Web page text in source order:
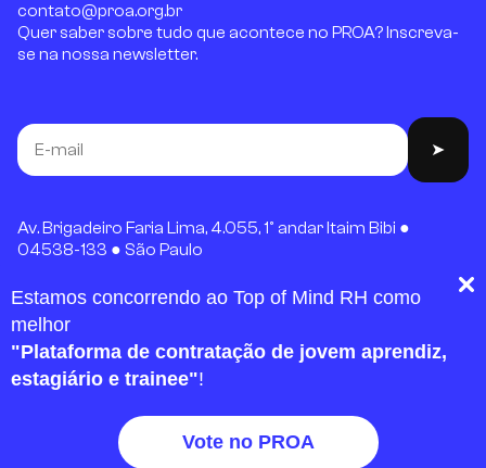
Estamos concorrendo ao Top of Mind RH como
melhor
"Plataforma de contratação de jovem aprendiz,
estagiário e trainee"!
Vote no PROA
contato@proa.org.br
Quer saber sobre tudo que acontece no PROA? Inscreva-
se na nossa newsletter.
Av. Brigadeiro Faria Lima, 4.055, 1º andar Itaim Bibi ●
04538-133 ● São Paulo
ASSOCIACAO INSTITUTO PROA - 08.172.505/0001-45